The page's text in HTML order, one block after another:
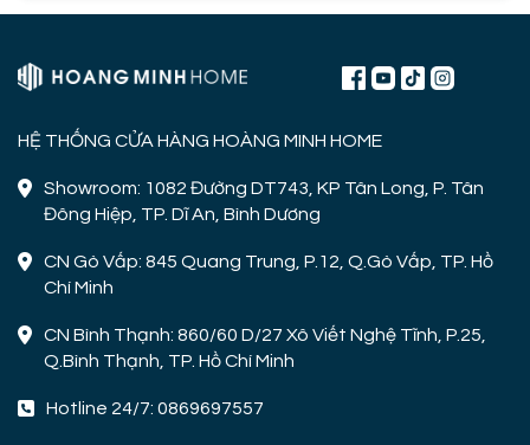
HỆ THỐNG CỬA HÀNG HOÀNG MINH HOME
Showroom: 1082 Đường DT743, KP Tân Long, P. Tân
Đông Hiệp, TP. Dĩ An, Bình Dương
CN Gò Vấp: 845 Quang Trung, P.12, Q.Gò Vấp, TP. Hồ
Chí Minh
CN Bình Thạnh: 860/60 D/27 Xô Viết Nghệ Tĩnh, P.25,
Q.Bình Thạnh, TP. Hồ Chí Minh
Hotline 24/7: 0869697557